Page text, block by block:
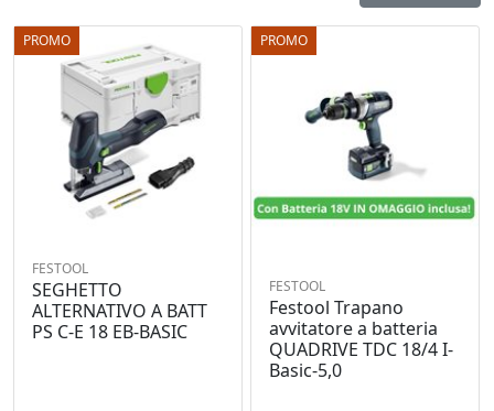
PROMO
FESTOOL
SEGHETTO
ALTERNATIVO A BATT
PS C-E 18 EB-BASIC
PROMO
FESTOOL
Festool Trapano
avvitatore a batteria
QUADRIVE TDC 18/4 I-
Basic-5,0